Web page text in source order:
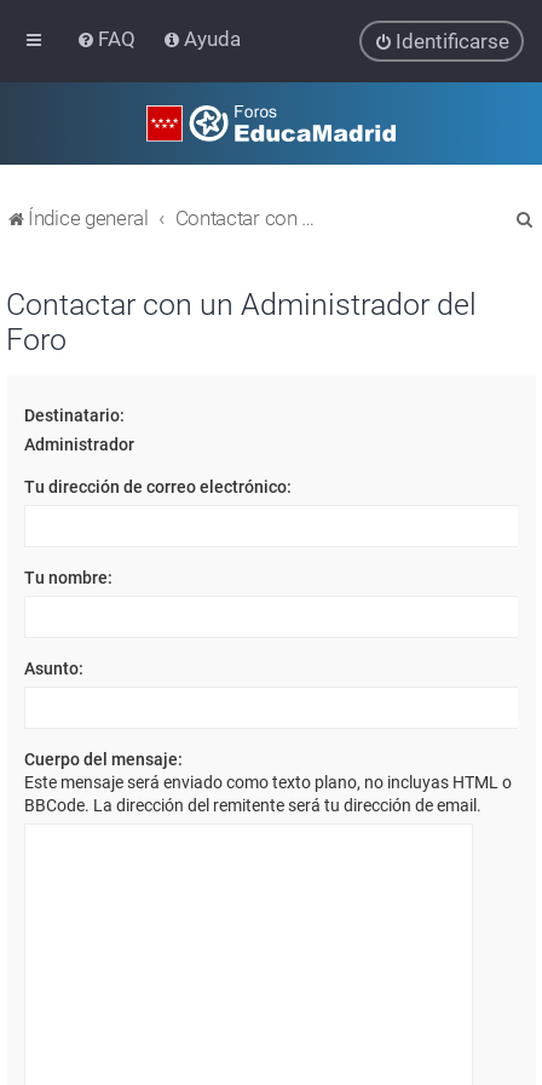
FAQ Ayuda Identificarse
Índice general Contactar con un Administrador del Foro
Contactar con un Administrador del
Foro
Destinatario:
Administrador
Tu dirección de correo electrónico:
Tu nombre:
Asunto:
Cuerpo del mensaje:
Este mensaje será enviado como texto plano, no incluyas HTML o
BBCode. La dirección del remitente será tu dirección de email.